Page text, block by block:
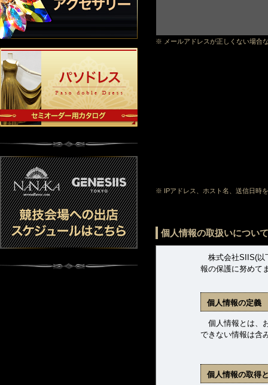
※ メールアドレスが正しくない場合
※ IPアドレス、ホスト名、送信日時
個人情報の取扱いについて
株式会社SIIS(以
報の保護に努めて
個人情報の定義
個人情報とは、
できない情報は含
個人情報の取得